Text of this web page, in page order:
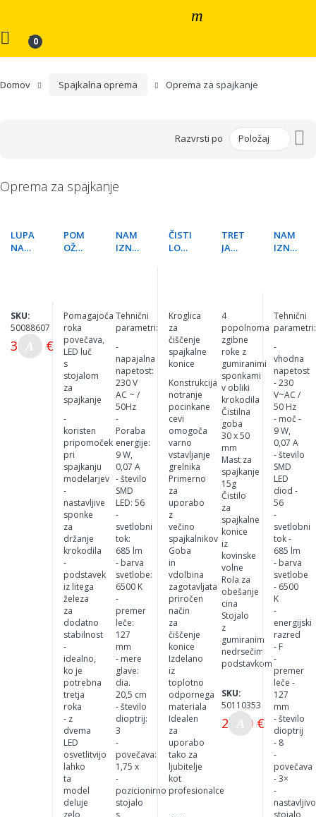
Domov Spajkalna oprema Oprema za spajkanje
Oprema za spajkanje
Razvrsti po
LUPA
NAM
LED
30X
SKU:
50088607
37,52 €
POM
OŽN
O
Pomagajoča
roka
povečava,
LED luč
s
stojalom
za
spajkanje
-
koristen
pripomoček
pri
spajkanju
modelarjev
-
nastavljive
sponke
za
držanje
krokodila
-
podstavek
iz litega
železa
za
dodatno
stabilnost
-
idealno,
ko je
potrebna
tretja
roka
- z
dvema
LED
osvetlitvijo
lahko
ta
model
deluje
zelo
NAM
IZNA
Tehnični
parametri:
-
napajalna
napetost:
230 V
AC ~ /
50Hz
-
Poraba
energije:
9 W,
0,07 A
- število
SMD
LED: 56
-
svetlobni
tok:
685 lm
- barva
svetlobe:
6500 K
-
premer
leče:
127
mm
- mere
glave:
dia.
20,5 cm
- število
dioptrij:
3
-
povečava:
1,75 x
-
pozicionirno
stojalo
s
ČISTI
LO
Kroglica
za
čiščenje
spajkalne
konice
Konstrukcija
notranje
pocinkane
cevi
omogoča
varno
vstavljanje
grelnika
Primerno
za
uporabo
z
večino
spajkalnikov
Goba
in
vdolbina
zagotavljata
priročen
način
za
čiščenje
konice
Izdelano
iz
toplotno
odpornega
materiala
Idealen
za
uporabo
tako za
ljubitelje
kot
profesionalce
TRET
JA
4
popolnoma
zgibne
roke z
gumiranimi
sponkami
v obliki
krokodila
Čistilna
goba
30 x 50
mm
Mast za
spajkanje
15g
Čistilo
za
spajkalne
konice
iz
kovinske
volne
Rola za
obešanje
cina
Stojalo
z
gumiranim
nedrsečim
podstavkom
SKU:
50110353
20,00 €
NAM
IZNA
Tehnični
parametri:
-
vhodna
napetost
- 230
V~AC /
50 Hz
- moč -
9 W,
0,07 A
- število
SMD
LED
diod -
56
-
svetlobni
tok -
685 lm
- barva
svetlobe
- 6500
K
-
energijski
razred
- F
-
premer
leče -
127
mm
- število
dioptrij
- 8
-
povečava
- 3×
-
nastavljivo
stojalo